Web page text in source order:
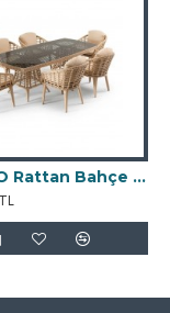
MONACO Rattan Bahçe Yemek Takımı